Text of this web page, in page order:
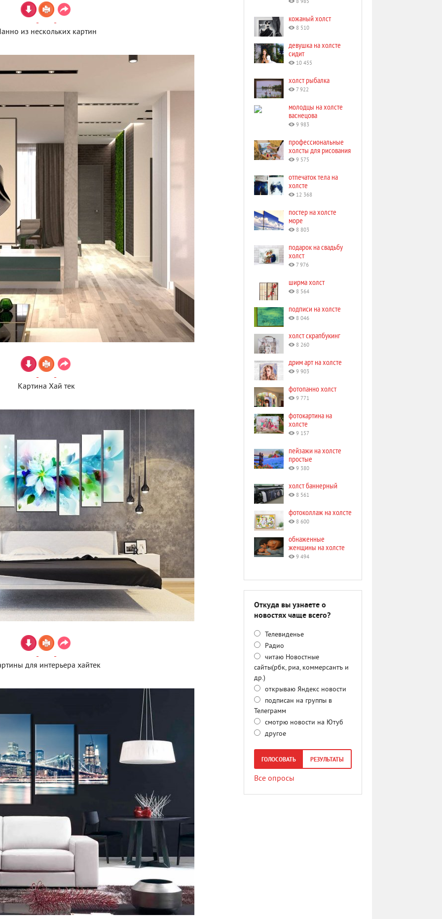
из нескольких картин
Картина Хай тек
для интерьера хайтек
8 985
кожаный холст
8 510
девушка на холсте
сидит
10 455
холст рыбалка
7 922
молодцы на холсте
васнецова
9 983
профессиональные
холсты для рисования
9 575
отпечаток тела на
холсте
12 368
постер на холсте
море
8 803
подарок на свадьбу
холст
7 976
ширма холст
8 564
подписи на холсте
8 046
холст скрапбукинг
8 260
дрим арт на холсте
9 903
фотопанно холст
9 771
фотокартина на
холсте
9 157
пейзажи на холсте
простые
9 380
холст баннерный
8 561
фотоколлаж на холсте
8 600
обнаженные
женщины на холсте
9 494
Откуда вы узнаете о
новостях чаще всего?
Телевиденье
Радио
читаю Новостные
сайты(рбк, риа, коммерсантъ и
др.)
открываю Яндекс новости
подписан на группы в
Телеграмм
смотрю новости на Ютуб
другое
ГОЛОСОВАТЬ РЕЗУЛЬТАТЫ
Все опросы